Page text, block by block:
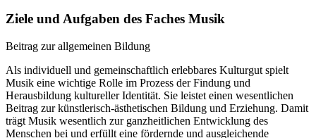
Ziele und Aufgaben des Faches Musik
Beitrag zur allgemeinen Bildung
Als individuell und gemeinschaftlich erlebbares Kulturgut spielt
Musik eine wichtige Rolle im Prozess der Findung und
Herausbildung kultureller Identität. Sie leistet einen wesentlichen
Beitrag zur künstlerisch-ästhetischen Bildung und Erziehung. Damit
trägt Musik wesentlich zur ganzheitlichen Entwicklung des
Menschen bei und erfüllt eine fördernde und ausgleichende